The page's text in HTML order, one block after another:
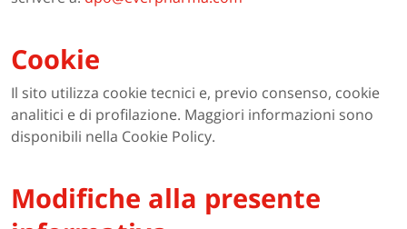
Cookie
Il sito utilizza cookie tecnici e, previo consenso, cookie
analitici e di profilazione. Maggiori informazioni sono
disponibili nella Cookie Policy.
Modifiche alla presente